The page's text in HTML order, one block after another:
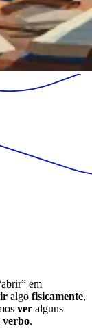
em
algo fisicamente,
ver alguns
verbo.